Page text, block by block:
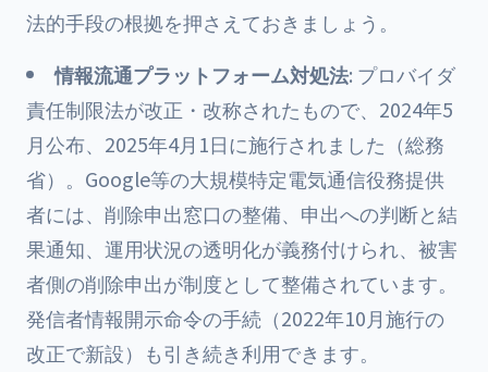
法的手段の根拠を押さえておきましょう。
情報流通プラットフォーム対処法: プロバイダ
責任制限法が改正・改称されたもので、2024年5
月公布、2025年4月1日に施行されました（総務
省）。Google等の大規模特定電気通信役務提供
者には、削除申出窓口の整備、申出への判断と結
果通知、運用状況の透明化が義務付けられ、被害
者側の削除申出が制度として整備されています。
発信者情報開示命令の手続（2022年10月施行の
改正で新設）も引き続き利用できます。